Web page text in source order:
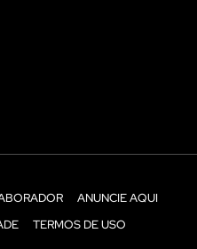
ANUNCIE AQUI
TERMOS DE USO